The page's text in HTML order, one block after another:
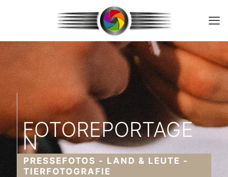
FOTOREPORTAGE
N
PRESSEFOTOS - LAND & LEUTE -
TIERFOTOGRAFIE